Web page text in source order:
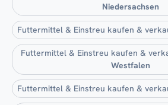
Niedersachsen
Futtermittel & Einstreu kaufen &
Futtermittel & Einstreu kaufen &
Westfalen
Futtermittel & Einstreu kaufen &